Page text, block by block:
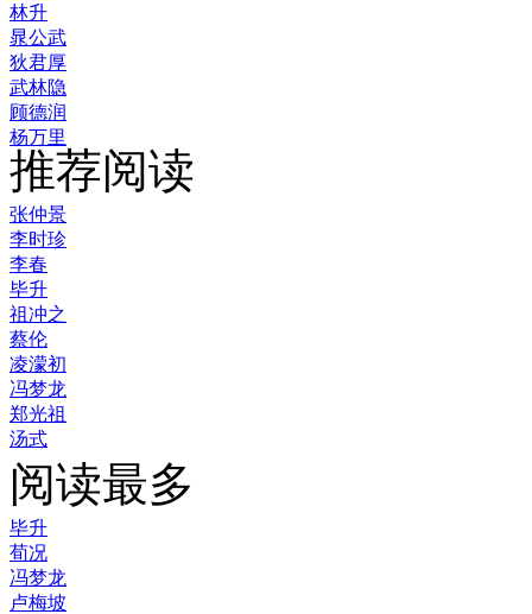
林升
晁公武
狄君厚
武林隐
顾德润
杨万里
推荐阅读
张仲景
李时珍
李春
毕升
祖冲之
蔡伦
凌濛初
冯梦龙
郑光祖
汤式
阅读最多
毕升
荀况
冯梦龙
卢梅坡